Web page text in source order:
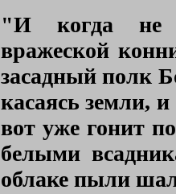
"И когда не
вражеской
засадный полк
касаясь земли,
вот уже гонит
белыми
облаке пыли